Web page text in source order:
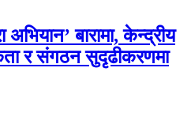
बारामा, केन्द्रीय
र संगठन सुदृढीकरणमा